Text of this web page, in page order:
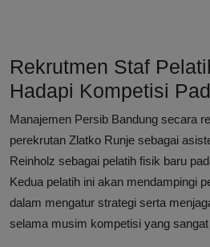
Rekrutmen Staf
Hadapi Kompetisi
Manajemen Persib Bandung secara
perekrutan Zlatko Runje sebagai
Reinholz sebagai pelatih fisik baru
Kedua pelatih ini akan mendampingi
dalam mengatur strategi serta
selama musim kompetisi yang sangat